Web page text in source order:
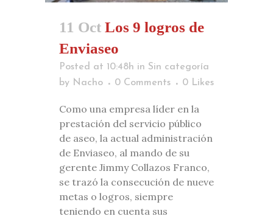
11 Oct Los 9 logros de
Enviaseo
Posted at 10:48h in Sin categoría
by Nacho 0 Comments 0 Likes
Como una empresa líder en la
prestación del servicio público
de aseo, la actual administración
de Enviaseo, al mando de su
gerente Jimmy Collazos Franco,
se trazó la consecución de nueve
metas o logros, siempre
teniendo en cuenta sus